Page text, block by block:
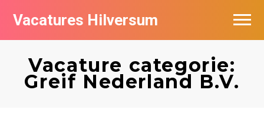
Vacatures Hilversum
Vacature categorie:
Greif Nederland B.V.
Vacatures per bedrijf in Hilversum
De populairste vacatures in Hilversum